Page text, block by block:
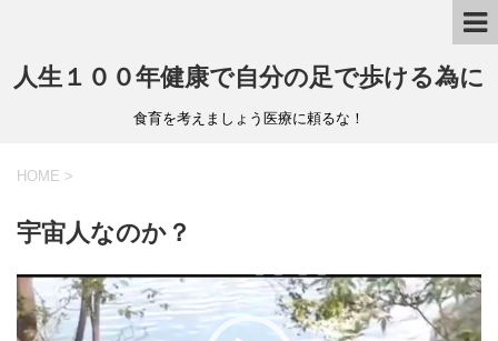
人生１００年健康で自分の足で歩ける為に
食育を考えましょう医療に頼るな！
HOME >
宇宙人なのか？
動
画
プ